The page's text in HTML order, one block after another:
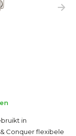
in
Conquer flexibele